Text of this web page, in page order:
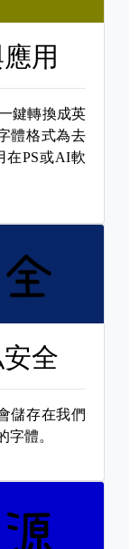
用
鍵轉換成英
體格式為去
在PS或AI軟
全
儲存在我們
字體。